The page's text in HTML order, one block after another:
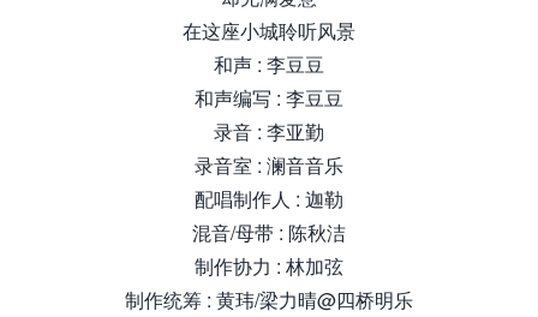
在这座小城聆听风景
和声 : 李豆豆
和声编写 : 李豆豆
录音 : 李亚勤
录音室 : 澜音音乐
配唱制作人 : 迦勒
混音/母带 : 陈秋洁
制作协力 : 林加弦
制作统筹 : 黄玮/梁力晴@四桥明乐